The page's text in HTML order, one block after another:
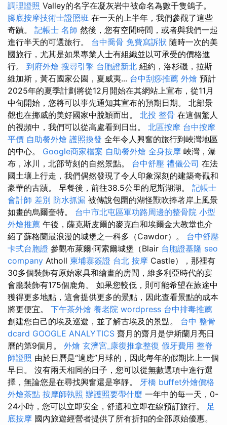
調理證照 Valley的名字在凝灰岩中被命名為數千隻鴿子。
腳底按摩技術士證照班 在一天的上半年，我們參觀了這些
奇蹟。 記帳士 名師 然後，您有空閒時間，或者與我們一起
進行半天的可選旅行。 台中喬骨 免費寫訴狀 隨時一次的美
國旅行，尤其是如果專業人士有組織並以可承受的價格進
行。 到府外燴 搜尋引擎 台胞證新北 紐約，洛杉磯，拉斯
維加斯，黃石國家公園，夏威夷... 台中刮痧推薦 外燴 預計
2025年的夏季計劃將從12月開始在其網站上宣布，從11月
中旬開始，您將可以事先通知其宣布的預期日期。 北部景
觀也在挪威的美好國家中脫穎而出。 北投 整骨 在這個驚人
的視頻中，我們可以從高處看到日出。 北區按摩 台中按摩
平價 自助餐外燴 護照換發 全年令人興奮的旅行到峽灣地區
的中心。 Google商家檔案 自助餐外燴 全身按摩 峽灣，瀑
布，冰川，北部苛刻的自然景點。 台中舒壓 禮儀公司 在法
國土壤上行走，我們偶然發現了令人印象深刻的建築奇觀和
豪華的古蹟。 早餐後，前往38.5公里的尼斯湖湖。 記帳士
會計師 差別 防水抓漏 被傳說包圍的湖怪獸吹捧著岸上風景
如畫的烏爾奎特。 台中市北屯區軍功路周邊的整骨院 小型
外燴推薦 午後，薩克斯皮爾的麥克白和埃爾金大教堂也介
紹了蘇格蘭最浪漫的城堡之一科多（Cawdor）。 台中舒壓
卡式台胞證 參觀布萊爾·阿索爾城堡（Blair 台胞證基隆 seo
company Atholl 柬埔寨簽證 台北 按摩 Castle），那裡有
30多個裝飾有原始家具和繪畫的房間，維多利亞時代的宴
會廳裝飾有175個鹿角。 如果您較低，則可能希望在旅途中
獲得更多地點，這會提供更多的景點，因此查看景點的成本
將更便宜。 下午茶外燴 養老院 wordpress 台中排毒推薦
創建您自己的埃及巡遊，並了解古埃及的景點。 台中 整骨
dcard GOOGLE ANALYTICS 齋月的齋月是伊斯蘭月亮日
曆的第9個月。 外燴 玄濟宮_康復推拿整復 假牙費用 整脊
師證照 由於日曆是“適應”月球的，因此每年的假期比上一個
早日。 沒有兩天相同的日子，您可以從無數選項中進行選
擇，無論您是在尋找興奮還是寧靜。 牙橋 buffet外燴價格
外燴茶點 按摩師執照 辦護照要帶什麼 一年中的每一天，0-
24小時，您可以立即安全，舒適和立即在線預訂旅行。 足
底按摩 國內旅遊經營者提供了所有折扣的全部原始優惠。